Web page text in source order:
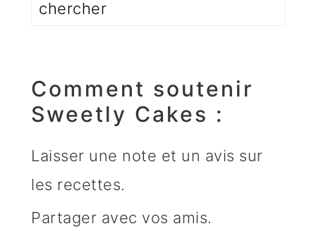
Comment soutenir
Sweetly Cakes :
Laisser une note et un avis sur
les recettes.
Partager avec vos amis.